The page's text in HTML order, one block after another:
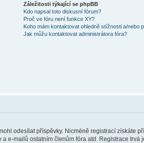
Záležitosti týkající se phpBB
Kdo napsal toto diskusní fórum?
Proč ve fóru není funkce XY?
Koho mám kontaktovat ohledně stížnosti a/
Jak můžu kontaktovat administrátora fóra?
odesílat příspěvky. Nicméně registrací získáte
mailů ostatním členům fóra atd. Registrace trvá